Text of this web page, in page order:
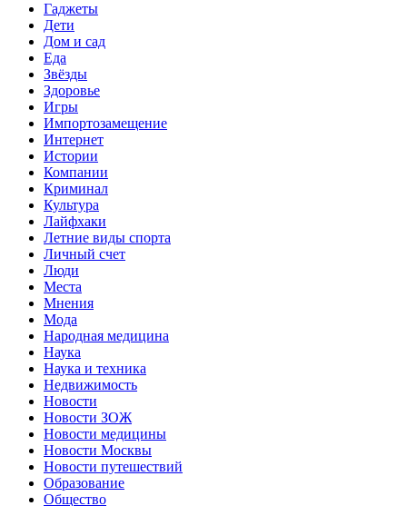
Гаджеты
Дети
Дом и сад
Еда
Звёзды
Здоровье
Игры
Импортозамещение
Интернет
Истории
Компании
Криминал
Культура
Лайфхаки
Летние виды спорта
Личный счет
Люди
Места
Мнения
Мода
Народная медицина
Наука
Наука и техника
Недвижимость
Новости
Новости ЗОЖ
Новости медицины
Новости Москвы
Новости путешествий
Образование
Общество